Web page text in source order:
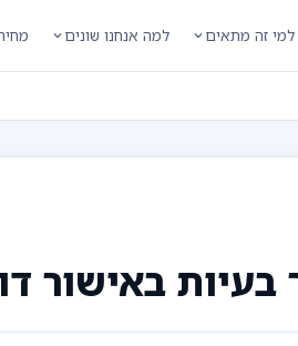
למי זה מתאים למה אנחנו שונים
בעיות באישור